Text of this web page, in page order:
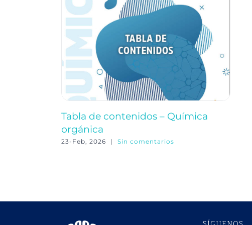
Tabla de contenidos – Química
orgánica
23-Feb, 2026 | Sin comentarios